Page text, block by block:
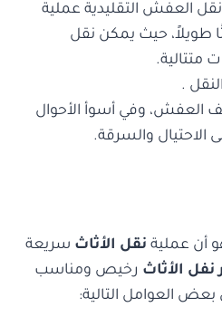
العفش التقليدية عملية
طويلاً، حيث يمكن نقل
متتالية.
.
العفش، وفي أسوأ الأحوال
الاحتيال والسرقة.
أن عملية نقل الأثاث سريعة
الأثاث رخيص ومناسب
العوامل التالية: